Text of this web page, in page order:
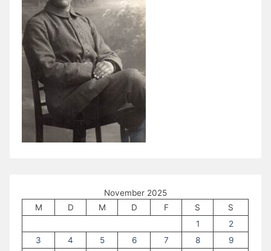
November 2025
M
D M D F S
S
1
2
3
4 5 6 7 8
9